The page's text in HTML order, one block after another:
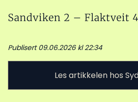
Sandviken 2 – Flaktveit
Publisert 09.06.2026 kl 22:34
Les artikkelen hos